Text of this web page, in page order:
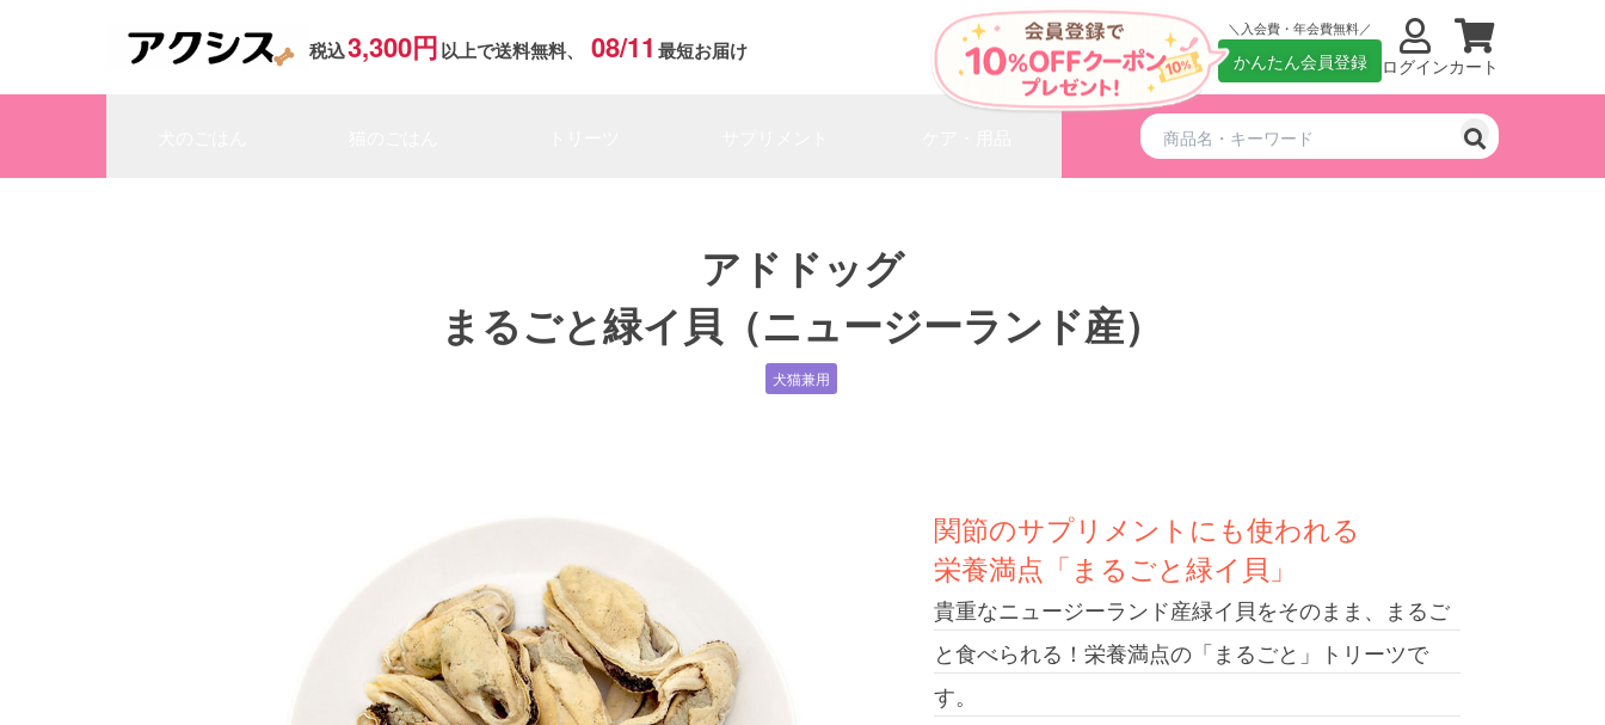
税込3,300円以上で送料無料、 08/11 最短お届け
入会費・年会費無料
かんたん会員登録 ログインカート
アドドッグ
まるごと緑イ貝（ニュージーランド産）
犬猫兼用
関節のサプリメントにも使われる
栄養満点「まるごと緑イ貝」
貴重なニュージーランド産緑イ貝をそのまま、まるご
と食べられる！栄養満点の「まるごと」トリーツで
す。